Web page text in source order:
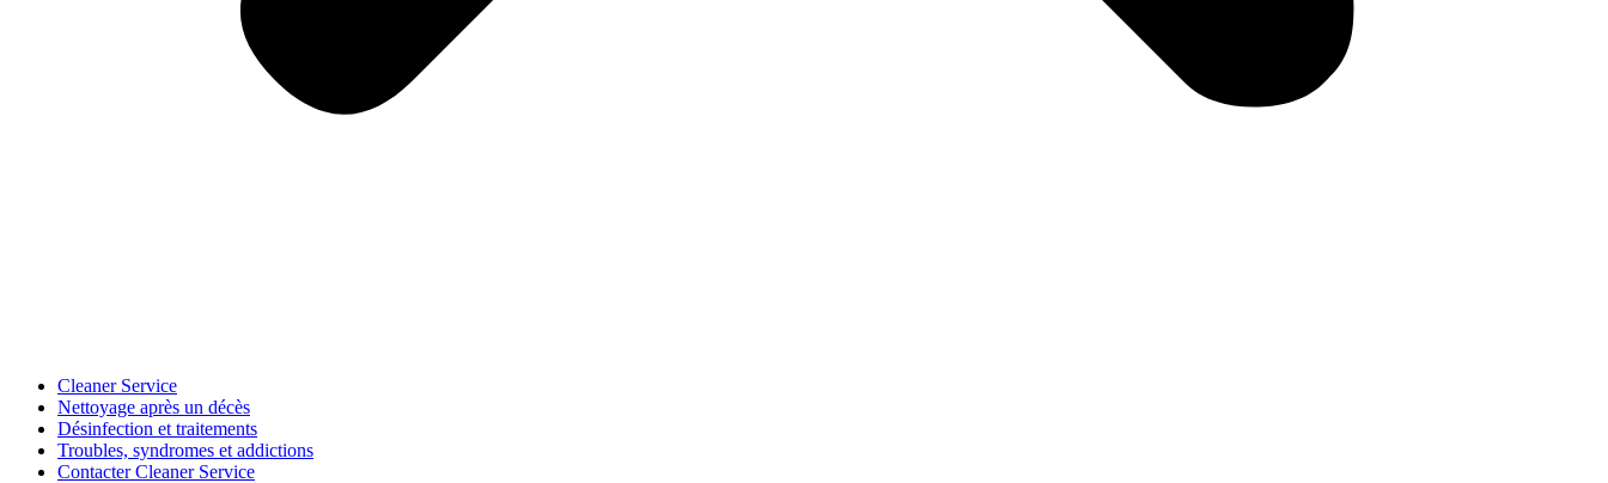
Cleaner Service
Nettoyage après un décès
Désinfection et traitements
Troubles, syndromes et addictions
Contacter Cleaner Service